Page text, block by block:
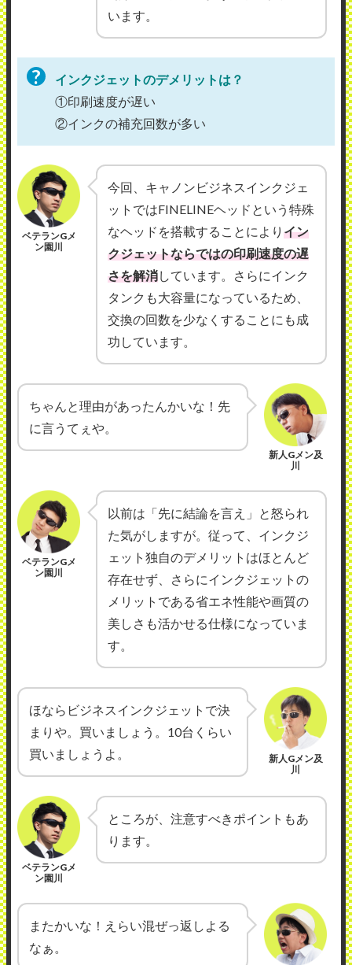
います。
インクジェットのデメリットは？
①印刷速度が遅い
②インクの補充回数が多い
ベテランGメ
ン園川
今回、キャノンビジネスインクジェ
ットではFINELINEヘッドという特殊
なヘッドを搭載することにより イン
クジェットならではの印刷速度の遅
さを解消しています。さらにインク
タンクも大容量になっているため、
交換の回数を少なくすることにも成
功しています。
ちゃんと理由があったんかいな！先
に言うてぇや。
新人Gメン及
川
ベテランGメ
ン園川
以前は「先に結論を言え」と怒られ
た気がしますが。従って、インクジ
ェット独自のデメリットはほとんど
存在せず、さらにインクジェットの
メリットである省エネ性能や画質の
美しさも活かせる仕様になっていま
す。
ほならビジネスインクジェットで決
まりや。買いましょう。10台くらい
買いましょうよ。
新人Gメン及
川
ベテランGメ
ン園川
ところが、注意すべきポイントもあ
ります。
またかいな！えらい混ぜっ返しよる
なぁ。